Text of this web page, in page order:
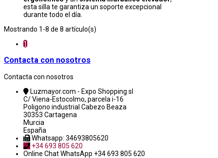
esta silla te garantiza un soporte excepcional
durante todo el día.
Mostrando 1-8 de 8 artículo(s)
1
Contacta con nosotros
Contacta con nosotros
Luzmayor.com - Expo Shopping sl
C/ Viena-Estocolmo, parcela i-16
Poligono industrial Cabezo Beaza
30353 Cartagena
Murcia
España
Whatsapp: 34693805620
+34 693 805 620
Online ChatWhatsApp +34 693 805 620